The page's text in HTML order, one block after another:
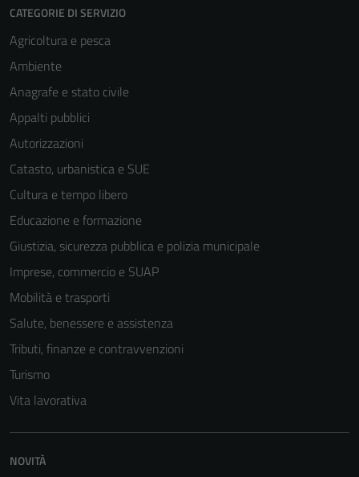
CATEGORIE DI SERVIZIO
Agricoltura e pesca
Ambiente
Anagrafe e stato civile
Appalti pubblici
Autorizzazioni
Catasto, urbanistica e SUE
Cultura e tempo libero
Educazione e formazione
Giustizia, sicurezza pubblica e polizia municipale
Imprese, commercio e SUAP
Mobilità e trasporti
Salute, benessere e assistenza
Tributi, finanze e contravvenzioni
Turismo
Vita lavorativa
NOVITÀ